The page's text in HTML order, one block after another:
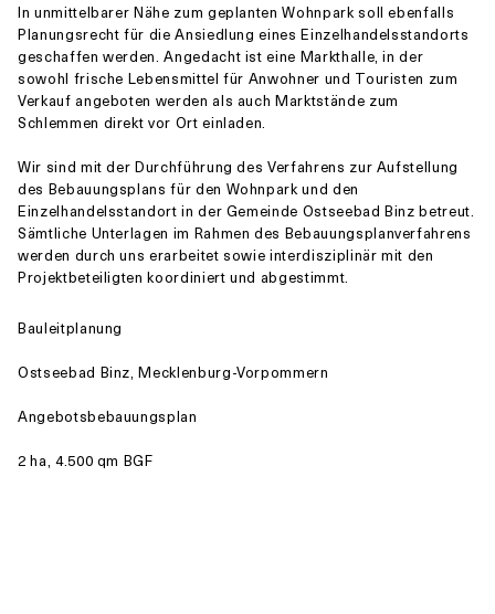
Bauleitplanung
Ostseebad Binz, Mecklenburg-Vorpommern
Angebotsbebauungsplan
2 ha, 4.500 qm BGF
In unmittelbarer Nähe zum geplanten Wohnpark soll ebenfalls
Planungsrecht für die Ansiedlung eines Einzelhandelsstandorts
geschaffen werden. Angedacht ist eine Markthalle, in der
sowohl frische Lebensmittel für Anwohner und Touristen zum
Verkauf angeboten werden als auch Marktstände zum
Schlemmen direkt vor Ort einladen.
Wir sind mit der Durchführung des Verfahrens zur Aufstellung
des Bebauungsplans für den Wohnpark und den
Einzelhandelsstandort in der Gemeinde Ostseebad Binz betreut.
Sämtliche Unterlagen im Rahmen des Bebauungsplanverfahrens
werden durch uns erarbeitet sowie interdisziplinär mit den
Projektbeteiligten koordiniert und abgestimmt.